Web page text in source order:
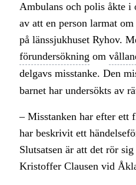
Ambulans och polis åkte i
av att en person larmat
på länssjukhuset Ryhov.
förundersökning om
delgavs misstanke. Den
barnet har undersökts av
– Misstanken har efter ett
har beskrivit ett
Slutsatsen är att det rör
Kristoffer Clausen vid